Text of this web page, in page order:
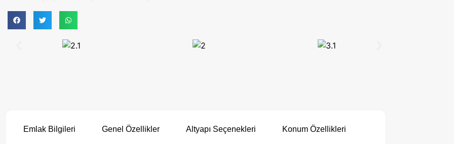
Emlak Bilgileri Genel Özellikler Altyapı Seçenekleri Konum Özellikleri